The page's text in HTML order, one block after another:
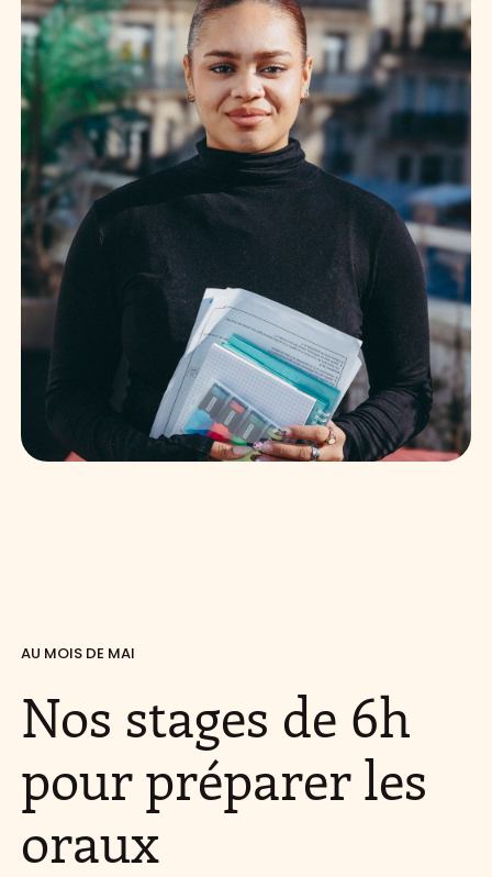
AU MOIS DE MAI
Nos stages de 6h
pour préparer les
oraux